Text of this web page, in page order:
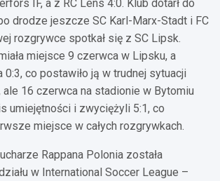
IF, a z RC Lens 4:0. Klub dotarł do
drodze jeszcze SC Karl-Marx-Stadt i FC
rozgrywce spotkał się z SC Lipsk.
miejsce 9 czerwca w Lipsku, a
0:3, co postawiło ją w trudnej sytuacji
16 czerwca na stadionie w Bytomiu
umiejętności i zwyciężyli 5:1, co
miejsce w całych rozgrywkach.
Rappana Polonia została
w International Soccer League –